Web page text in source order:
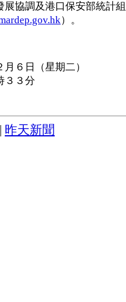
展協調及港口保安部統計
）。
月６日（星期二）
３３分
昨天新聞